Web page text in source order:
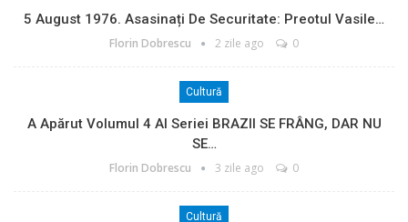
5 August 1976. Asasinați De Securitate: Preotul Vasile…
Florin Dobrescu 2 zile ago 0
Cultură
A Apărut Volumul 4 Al Seriei BRAZII SE FRÂNG, DAR NU
SE…
Florin Dobrescu 3 zile ago 0
Cultură